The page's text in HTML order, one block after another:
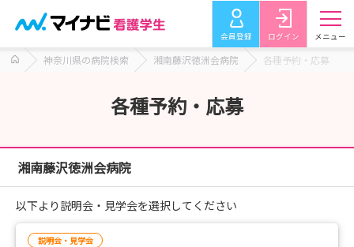
会員登録 ログイン メニュー
神奈川県の病院検索 湘南藤沢徳洲会病院 各種予約・応募
各種予約・応募
湘南藤沢徳洲会病院
以下より説明会・見学会を選択してください
説明会・見学会